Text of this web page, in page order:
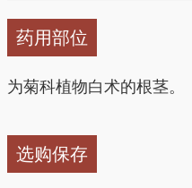
500g，醋少许，调料适量
去渣滓，将两次的药液混
每次15～20g，每日20次。
养身功效：理气消食，
脾胃虚弱
药用部位
为菊科植物白术的根茎。
选购保存